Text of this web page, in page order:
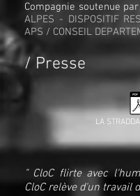
Compagnie soutenue
ALPES - DISPOSITIF
APS / CONSEIL
/ Presse
LA
" CloC flirte avec
CloC relève d'un